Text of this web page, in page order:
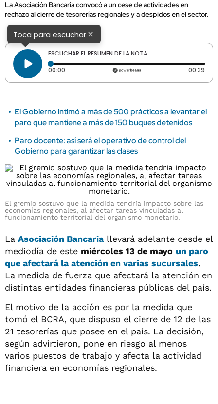
La Asociación Bancaria convocó a un cese de actividades en
rechazo al cierre de tesorerías regionales y a despidos en el sector.
Toca para escuchar×
ESCUCHAR EL RESUMEN DE LA NOTA
00:00 Tiempo transcurrido: 0 segundos 00:39
El Gobierno intimó a más de 500 prácticos a levantar el
paro que mantiene a más de 150 buques detenidos
Paro docente: así será el operativo de control del
Gobierno para garantizar las clases
El gremio sostuvo que la medida tendría impacto sobre las
economías regionales, al afectar tareas vinculadas al
funcionamiento territorial del organismo monetario.
La Asociación Bancariallevará adelante desde el
mediodía de este miércoles 13 de mayo un paro
que afectará la atención en varias sucursales.
La medida de fuerza que afectará la atención en
distintas entidades financieras públicas del país.
El motivo de la acción es por la medida que
tomó el BCRA, que dispuso el cierre de 12 de las
21 tesorerías que posee en el país. La decisión,
según advirtieron, pone en riesgo al menos
varios puestos de trabajo y afecta la actividad
financiera en economías regionales.